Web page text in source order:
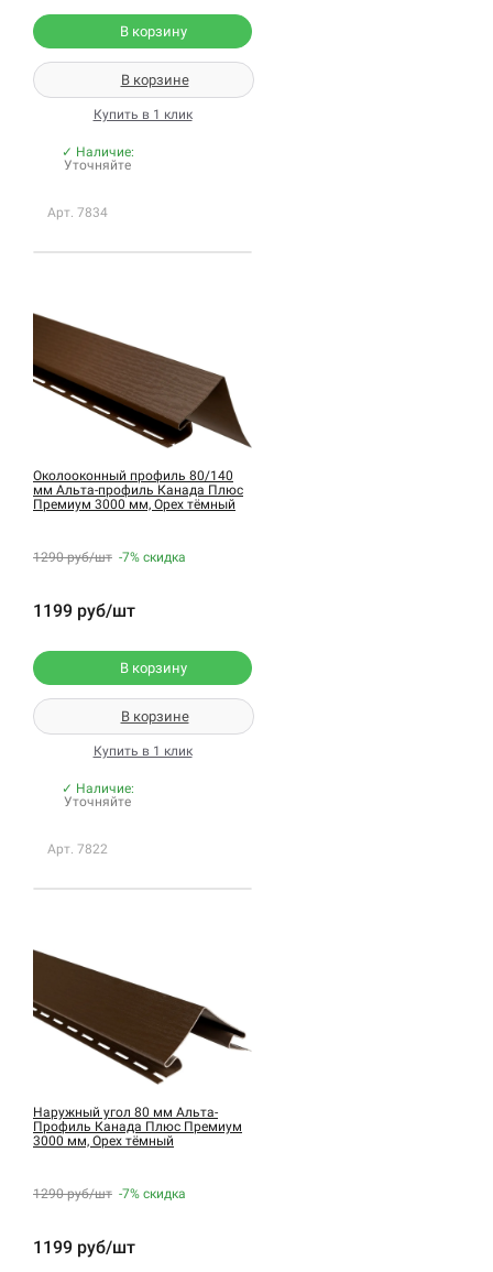
В корзину
В корзине
Купить в 1 клик
✓ Наличие:
Уточняйте
Арт. 7834
Околооконный профиль 80/140
мм Альта-профиль Канада Плюс
Премиум 3000 мм, Орех тёмный
1290 руб/шт -7% скидка
1199 руб/шт
В корзину
В корзине
Купить в 1 клик
✓ Наличие:
Уточняйте
Арт. 7822
Наружный угол 80 мм Альта-
Профиль Канада Плюс Премиум
3000 мм, Орех тёмный
1290 руб/шт -7% скидка
1199 руб/шт